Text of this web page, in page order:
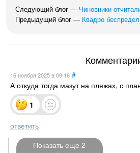
Следующий блог — Чиновники
Предыдущий блог — Квадро
16 ноября 2025в 09:16 #
А откуда тогда мазут на пляжах, с
1
ответить
Показать еще 2